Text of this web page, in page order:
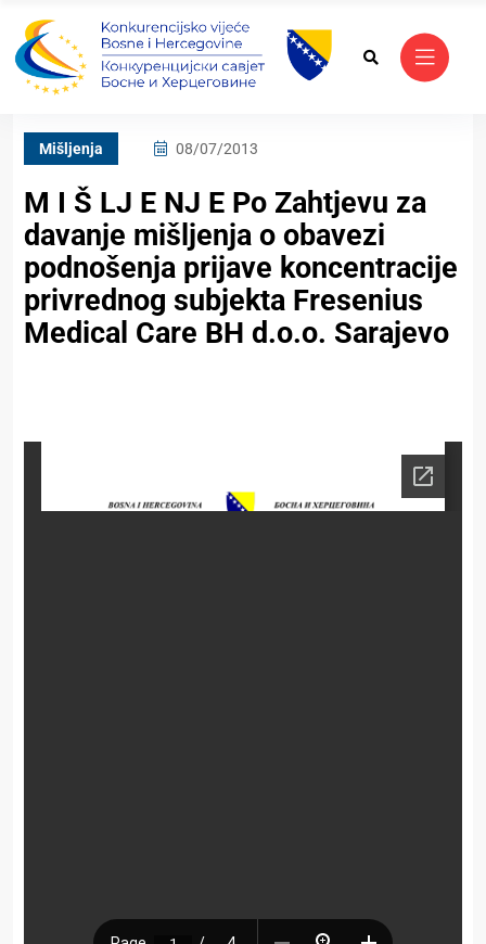
Mišljenja 08/07/2013
M I Š LJ E NJ E Po Zahtjevu za
davanje mišljenja o obavezi
podnošenja prijave koncentracije
privrednog subjekta Fresenius
Medical Care BH d.o.o. Sarajevo